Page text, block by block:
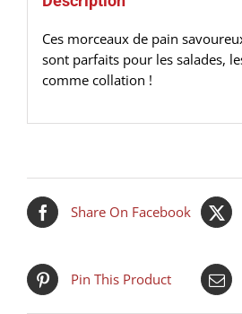
Ces morceaux de pain
sont parfaits pour les salades,
comme collation !
Share On Facebook
Pin This Product